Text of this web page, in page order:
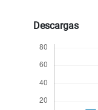
Descargas